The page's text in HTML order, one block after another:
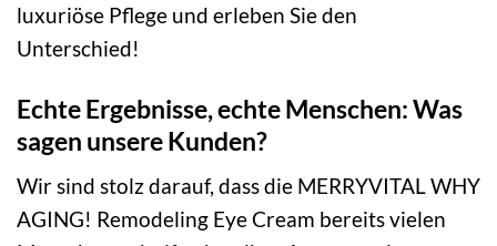
luxuriöse Pflege und erleben Sie den
Unterschied!
Echte Ergebnisse, echte Menschen: Was
sagen unsere Kunden?
Wir sind stolz darauf, dass die MERRYVITAL WHY
AGING! Remodeling Eye Cream bereits vielen